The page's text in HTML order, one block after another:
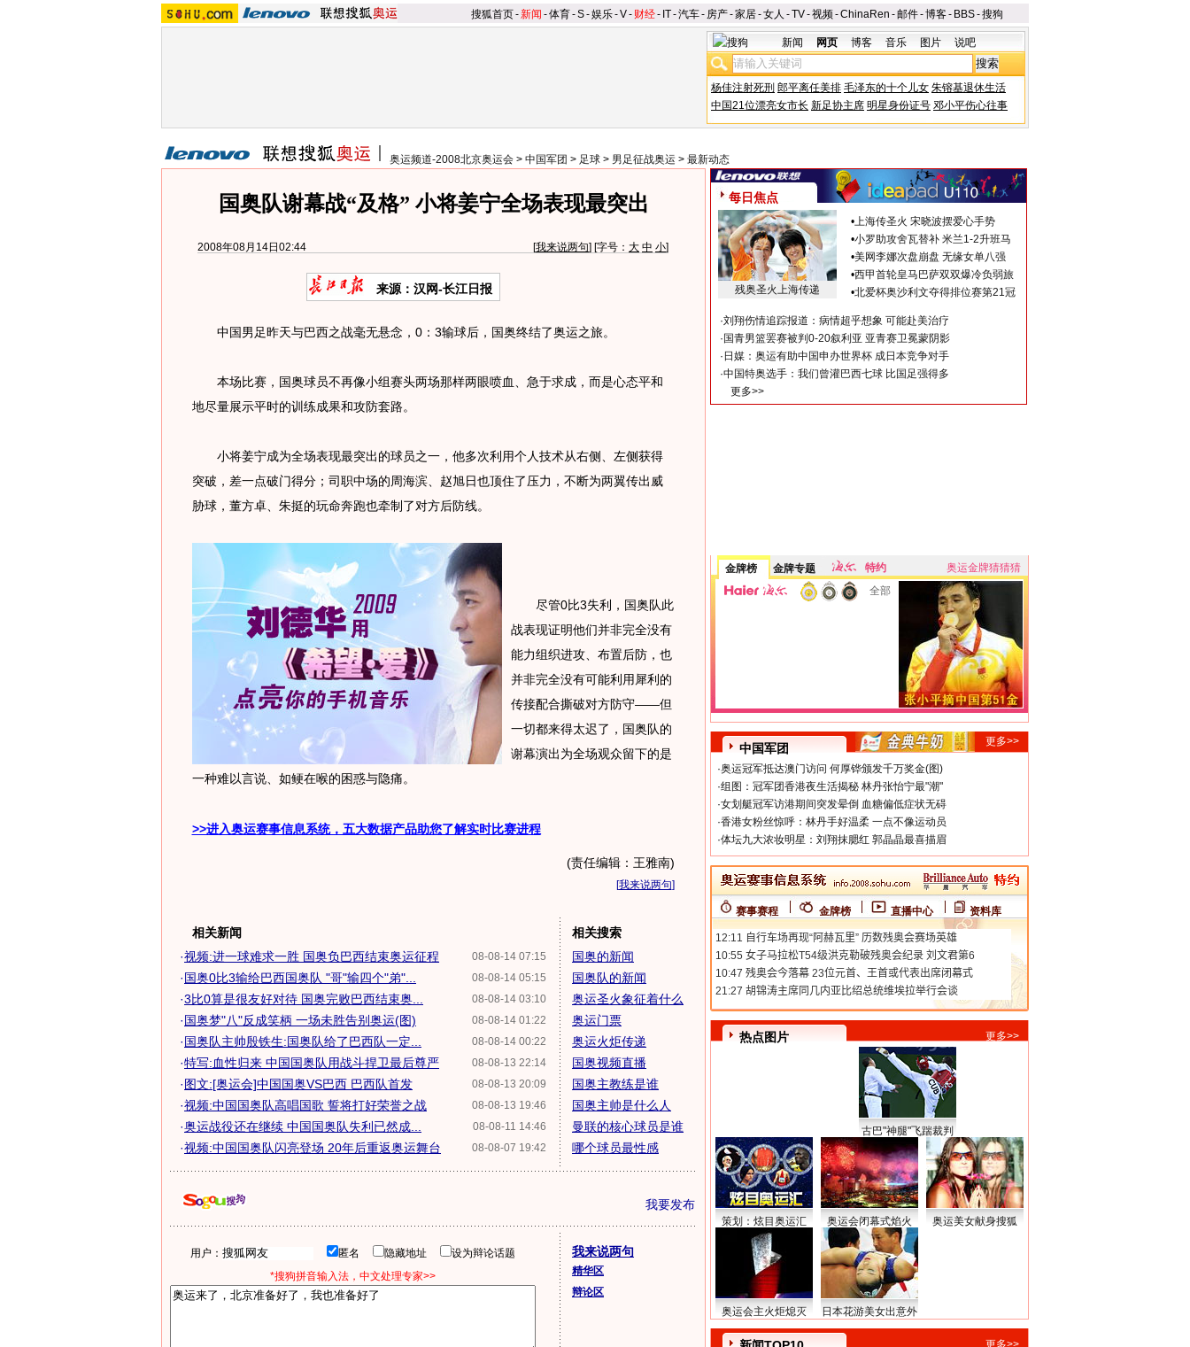
搜狐首页-新闻 -体育-S-娱乐-V- 财经- IT-汽车- 房产-家居-女人 -TV-视频-ChinaRen -邮件-博客- BBS-搜狗
新闻 网页 博客 音乐 图片 说吧
杨佳注射死刑 郎平离任美排 毛泽东的十个儿女 朱镕基退休生活
中国21位漂亮女市长 新足协主席 明星身份证号 邓小平伤心往事
奥运频道-2008北京奥运会 > 中国军团 > 足球 > 男足征战奥运 > 最新动态
国奥队谢幕战“及格” 小将姜宁全场表现最突出
2008年08月14日02:44 [我来说两句] [字号： 大 中 小]
来源：汉网-长江日报
中国男足昨天与巴西之战毫无悬念，0：3输球后，国奥终结了奥运之旅。
本场比赛，国奥球员不再像小组赛头两场那样两眼喷血、急于求成，而是心态平和
地尽量展示平时的训练成果和攻防套路。
小将姜宁成为全场表现最突出的球员之一，他多次利用个人技术从右侧、左侧获得
突破，差一点破门得分；司职中场的周海滨、赵旭日也顶住了压力，不断为两翼传出威
胁球，董方卓、朱挺的玩命奔跑也牵制了对方后防线。
尽管0比3失利，国奥队此
战表现证明他们并非完全没有
能力组织进攻、布置后防，也
并非完全没有可能利用犀利的
传接配合撕破对方防守——但
一切都来得太迟了，国奥队的
谢幕演出为全场观众留下的是
一种难以言说、如鲠在喉的困惑与隐痛。
>>进入奥运赛事信息系统，五大数据产品助您了解实时比赛进程
(责任编辑：王雅南)
[我来说两句]
相关新闻
08-08-14 07:15
·视频:进一球难求一胜 国奥负巴西结束奥运征程
08-08-14 05:15
·国奥0比3输给巴西国奥队 "哥"输四个"弟"...
08-08-14 03:10
·3比0算是很友好对待 国奥完败巴西结束奥...
08-08-14 01:22
·国奥梦"八"反成笑柄 一场未胜告别奥运(图)
08-08-14 00:22
·国奥队主帅殷铁生:国奥队给了巴西队一定...
08-08-13 22:14
·特写:血性归来 中国国奥队用战斗捍卫最后尊严
08-08-13 20:09
·图文:[奥运会]中国国奥VS巴西 巴西队首发
08-08-13 19:46
·视频:中国国奥队高唱国歌 誓将打好荣誉之战
08-08-11 14:46
·奥运战役还在继续 中国国奥队失利已然成...
08-08-07 19:42
·视频:中国国奥队闪亮登场 20年后重返奥运舞台
相关搜索
国奥的新闻
国奥队的新闻
奥运圣火象征着什么
奥运门票
奥运火炬传递
国奥视频直播
国奥主教练是谁
国奥主帅是什么人
曼联的核心球员是谁
哪个球员最性感
我要发布
用户： 匿名 隐藏地址
设为辩论话题
*搜狗拼音输入法，中文处理专家>>
我来说两句
精华区
辩论区
每日焦点
残奥圣火上海传递
•上海传圣火 宋晓波摆爱心手势
•小罗助攻舍瓦替补 米兰1-2升班马
•美网李娜次盘崩盘 无缘女单八强
•西甲首轮皇马巴萨双双爆冷负弱旅
•北爱杯奥沙利文夺得排位赛第21冠
·刘翔伤情追踪报道：病情超乎想象 可能赴美治疗
· 国青男篮罢赛被判0-20叙利亚 亚青赛卫冕蒙阴影
· 日媒：奥运有助中国申办世界杯 成日本竞争对手
·中国特奥选手：我们曾灌巴西七球 比国足强得多
更多>>
金牌榜 金牌专题 特约
奥运金牌猜猜猜
全部
中国军团
更多>>
·奥运冠军抵达澳门访问 何厚铧颁发千万奖金(图)
·组图：冠军团香港夜生活揭秘 林丹张怡宁最"潮"
·女划艇冠军访港期间突发晕倒 血糖偏低症状无碍
·香港女粉丝惊呼：林丹手好温柔 一点不像运动员
·体坛九大浓妆明星：刘翔抹腮红 郭晶晶最喜描眉
赛事赛程 金牌榜 直播中心 资料库
热点图片 更多>>
古巴"神腿"飞踹裁判
策划：炫目奥运汇 奥运会闭幕式焰火 奥运美女献身搜狐
奥运会主火炬熄灭 日本花游美女出意外
更多>>